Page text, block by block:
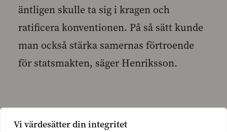
Vi värdesätter din integritet
äntligen skulle ta sig i kragen och
ratificera konventionen. På så sätt kunde
man också stärka samernas förtroende
för statsmakten, säger Henriksson.